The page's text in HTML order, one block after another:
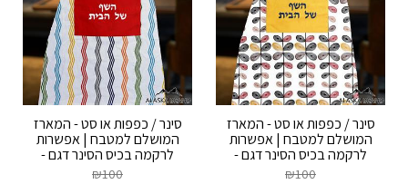
סינר / כפפות או סט - המארז
המושלם למטבח | אפשרות
לרקמה בכיס הסינר דגם -
לימון₪100
סינר / כפפות או סט - המארז
המושלם למטבח | אפשרות
לרקמה בכיס הסינר דגם -
זיגזג₪100